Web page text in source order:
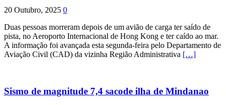
20 Outubro, 2025 0
Duas pessoas morreram depois de um avião de carga ter saído de
pista, no Aeroporto Internacional de Hong Kong e ter caído ao mar.
A informação foi avançada esta segunda-feira pelo Departamento de
Aviação Civil (CAD) da vizinha Região Administrativa […]
Sismo de magnitude 7,4 sacode ilha de Mindanao